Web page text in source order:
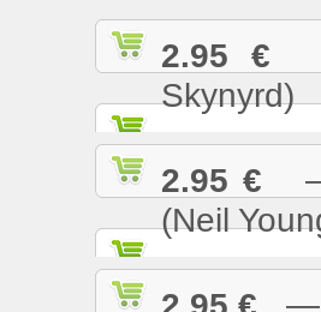
2.95 €
Skynyrd)
2.95 € —
(Neil